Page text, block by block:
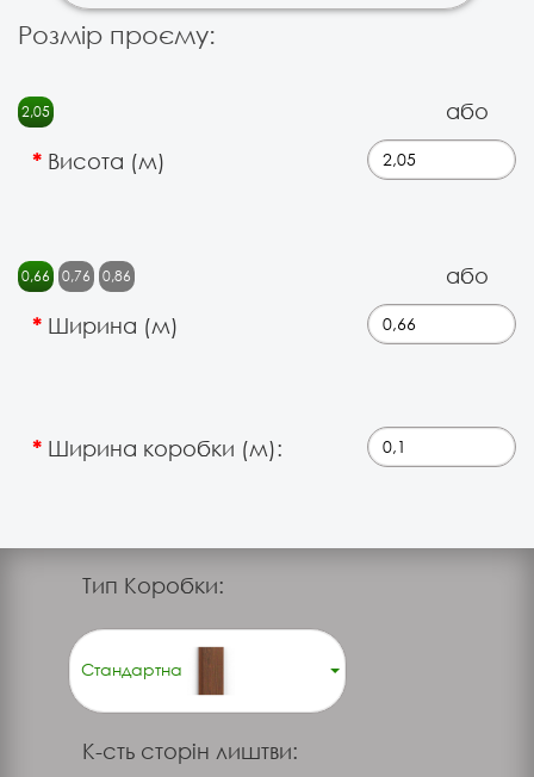
Розмір проєму:
2,05
або
Висота (м)
0,66 0,76 0,86
або
Ширина (м)
Ширина коробки (м):
Тип Коробки:
Стандартна
К-сть сторін лиштви: